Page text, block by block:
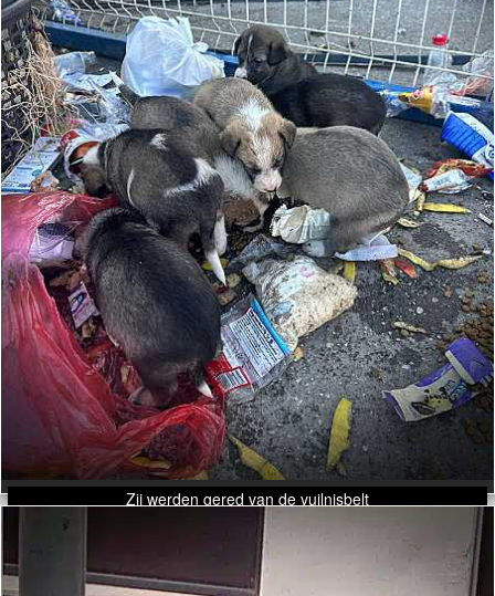
Zij werden gered van de vuilnisbelt